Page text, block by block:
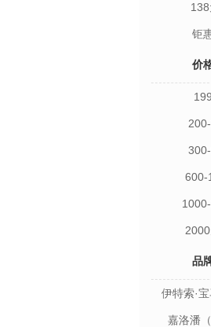
钜
价
600-
品
伊特索·
嘉洛潘